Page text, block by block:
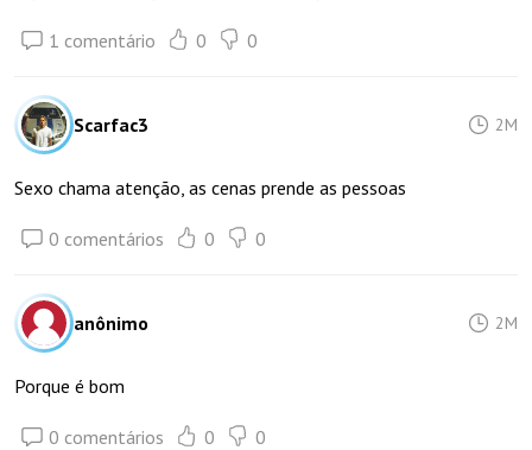
1 comentário 0 0
Scarfac3 2M
Sexo chama atenção, as cenas prende as pessoas
0 comentários 0 0
anônimo 2M
Porque é bom
0 comentários 0 0